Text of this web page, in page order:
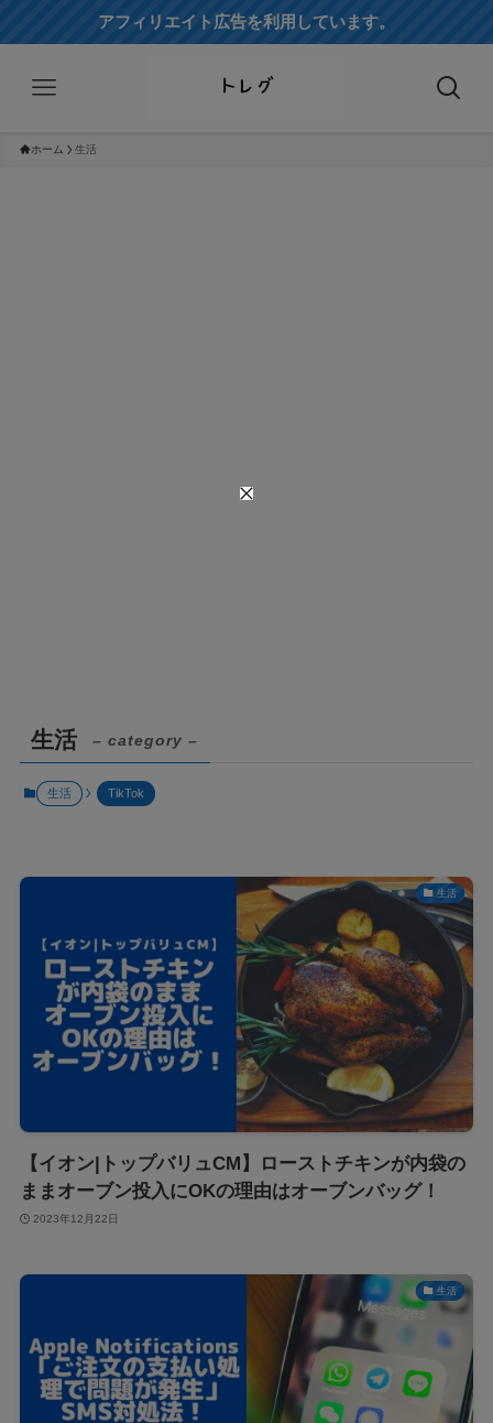
アフィリエイト広告を利用しています。
ホーム 生活
生活 – category –
生活 TikTok
生活
【イオン|トップバリュCM】ローストチキンが内袋の
ままオーブン投入にOKの理由はオーブンバッグ！
2023年12月22日
生活